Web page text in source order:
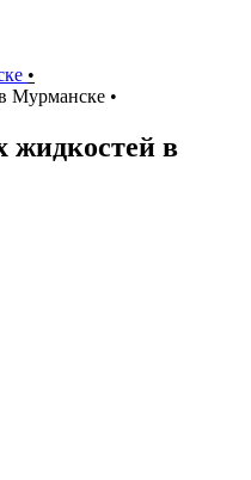
•
Мурманске •
в